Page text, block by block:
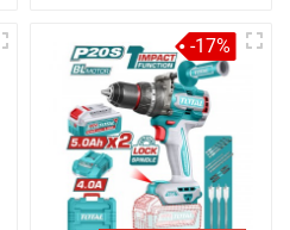
-17%